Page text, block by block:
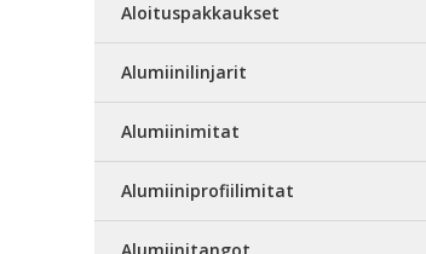
Aloituspakkaukset
Alumiinilinjarit
Alumiinimitat
Alumiiniprofiilimitat